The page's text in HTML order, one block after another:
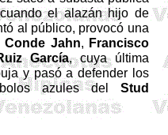
el alazán hijo de
al público, provocó una
Conde Jahn, Francisco
García, cuya última
y pasó a defender los
azules del Stud